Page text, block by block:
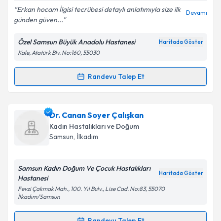
Kişisel verilerimin işlenmesine ilişkin
Aydınlatma
Metni'ni okudum ve kişisel verilerimin belirtilen
kapsamda işlenmesini kabul ediyorum.
Erkan hocam İlgisi tecrübesi detaylı anlatımıyla size ilk
günden güven...
Devamı
Özel Samsun Büyük Anadolu Hastanesi Haritada Göster
Kale, Atatürk Blv. No:160, 55030
Randevu Talep Et
Randevu Takvimi Talebi
Op. Dr. Erkan Aslaniçin randevu takvimi talebi
oluşturun. Size bu uzmandan randevu almanız için bir
takvim hazırlandığında e-posta ile bilgilendireceğiz.
Metni'ni okudum ve kişisel verilerimin belirtilen
Dr. Canan Soyer Çalışkan
Kadın Hastalıkları ve Doğum
Samsun, İlkadım
Samsun Kadın Doğum Ve Çocuk Hastalıkları
Hastanesi
Haritada Göster
Fevzi Çakmak Mah., 100. Yıl Bulv., Lise Cad. No:83, 55070
İlkadım/Samsun